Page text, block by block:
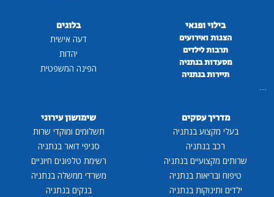
בילוי ופנאי
הצגות ואירועים
תרבות לילדים
מסעדות בנתניה
תיירות בנתניה
...
בלוגים
דעה אישית
יהדות
הפינה המשפטית
מדריך עסקים
בעלי מקצוע בנתניה
רכב בנתניה
שרותים מקצועיים בנתניה
טיפוח ובריאות בנתניה
ילדים ותינוקות בנתניה
שימושון עירוני
תשלומים ומוקדי שרות
סניפי דואר בנתניה
רשימת טלפונים חיוניים
משרדי ממשלה בנתניה
בנקים בנתניה